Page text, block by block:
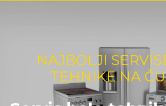
NAJBOLJI
TEHNIKE NA